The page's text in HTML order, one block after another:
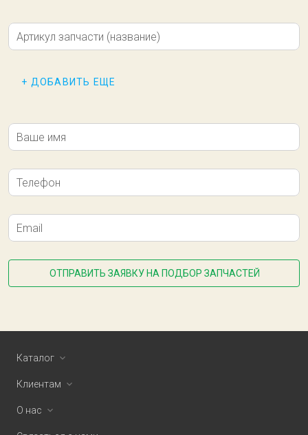
Артикул запчасти (название)
+ ДОБАВИТЬ ЕЩЕ
Ваше имя
Телефон
Email
ОТПРАВИТЬ ЗАЯВКУ НА ПОДБОР ЗАПЧАСТЕЙ
Каталог
Клиентам
О нас